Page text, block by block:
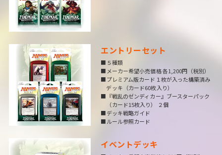
エントリーセット
■５種類
■メーカー希望小売価格 各1,200円（税別）
■プレミアム版カード１枚が入った構築済み
デッキ（カード60枚入り）
■『戦乱のゼンディカー』ブースターパック
（カード15枚入り） ２個
■デッキ戦略ガイド
■ルール参照カード
イベントデッキ